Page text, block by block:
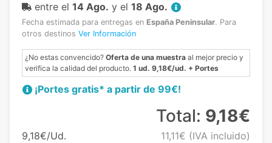
entre el 14 Ago. y el 18 Ago.
Fecha estimada para entregas en España Peninsular. Para
otros destinos Ver Información
¿No estas convencido? Oferta de una muestra al mejor precio y
verifica la calidad del producto. 1 ud. 9,18€/ud. + Portes
¡Portes gratis* a partir de 99€!
9,18€/Ud.
Total: 9,18€
11,11€ (IVA incluido)